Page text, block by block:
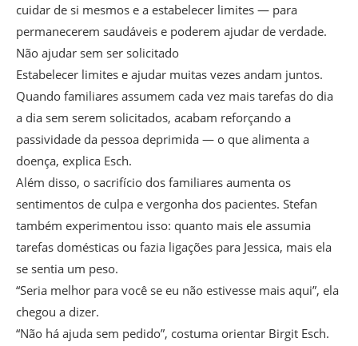
cuidar de si mesmos e a estabelecer limites — para
permanecerem saudáveis e poderem ajudar de verdade.
Não ajudar sem ser solicitado
Estabelecer limites e ajudar muitas vezes andam juntos.
Quando familiares assumem cada vez mais tarefas do dia
a dia sem serem solicitados, acabam reforçando a
passividade da pessoa deprimida — o que alimenta a
doença, explica Esch.
Além disso, o sacrifício dos familiares aumenta os
sentimentos de culpa e vergonha dos pacientes. Stefan
também experimentou isso: quanto mais ele assumia
tarefas domésticas ou fazia ligações para Jessica, mais ela
se sentia um peso.
“Seria melhor para você se eu não estivesse mais aqui”, ela
chegou a dizer.
“Não há ajuda sem pedido”, costuma orientar Birgit Esch.